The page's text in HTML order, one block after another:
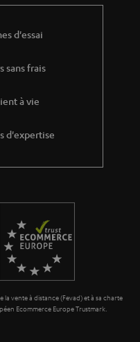
d'essai
sans frais
à vie
d'expertise
vente à distance (Fevad) et à sa charte
Ecommerce Europe Trustmark.